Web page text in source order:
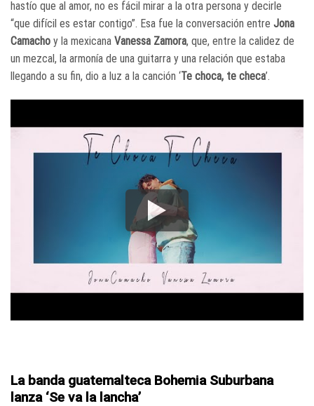
hastío que al amor, no es fácil mirar a la otra persona y decirle
“que difícil es estar contigo”. Esa fue la conversación entre Jona
Camacho y la mexicana Vanessa Zamora, que, entre la calidez de
un mezcal, la armonía de una guitarra y una relación que estaba
llegando a su fin, dio a luz a la canción ‘Te choca, te checa’.
La banda guatemalteca Bohemia Suburbana
lanza ‘Se va la lancha’